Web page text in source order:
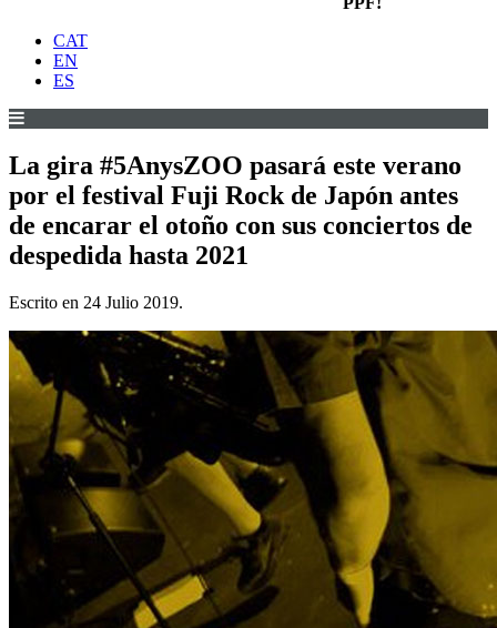
CAT
EN
ES
La gira #5AnysZOO pasará este verano
por el festival Fuji Rock de Japón antes
de encarar el otoño con sus conciertos de
despedida hasta 2021
Escrito en 24 Julio 2019.